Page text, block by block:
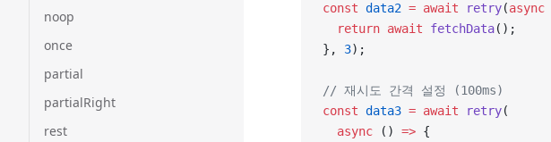
noop
once
partial
partialRight
rest
const data2 = await retry(async
  return
await fetchData();
}, 3);
// 재시도 간격 설정 (100ms)
const data3 = await retry(
  async
() => {